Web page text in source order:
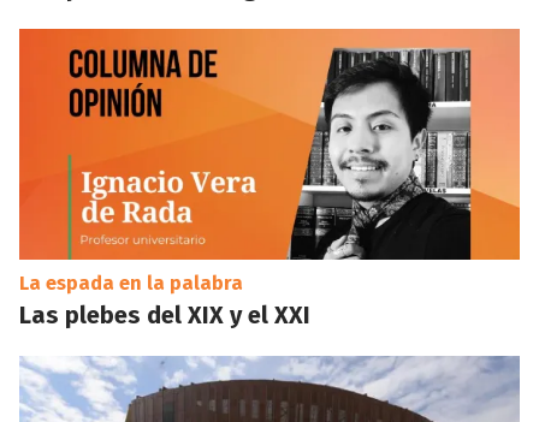
La espada en la palabra
Las plebes del XIX y el XXI